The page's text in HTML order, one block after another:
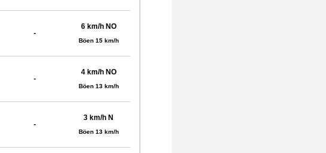
-
6 km/h NO
Böen 15 km/h
-
4 km/h NO
Böen 13 km/h
-
3 km/h N
Böen 13 km/h